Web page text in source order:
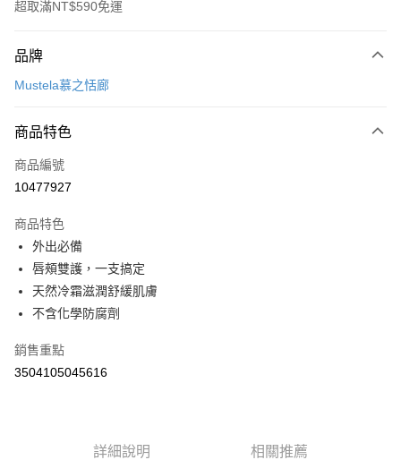
超取滿NT$590免運
信用卡一次付款
LINE Pay
Apple Pay
悠遊付
Google Pay
AFTEE先享後付
相關說明
AFTEE先享後付是「在收到商品之後才付款」的支付方式。 讓您購物簡單
便利好安心！
【「AFTEE先享後付」結帳流程】
ATM付款
每筆NT$60，滿NT$590(含以上)免運費
品牌
Mustela慕之恬廊
商品特色
商品編號
10477927
商品特色
外出必備
唇頰雙護，一支搞定
天然冷霜滋潤舒緩肌膚
不含化學防腐劑
銷售重點
3504105045616
詳細說明 相關推薦